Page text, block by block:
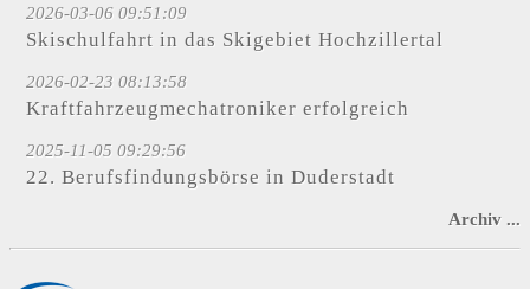
2026-03-06 09:51:09
Skischulfahrt in das Skigebiet Hochzillertal
2026-02-23 08:13:58
Kraftfahrzeugmechatroniker erfolgreich
2025-11-05 09:29:56
22. Berufsfindungsbörse in Duderstadt
Archiv ...